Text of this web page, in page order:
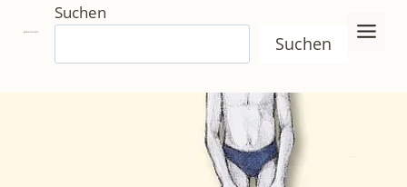
Inhalt
springen
Suchen
Suchen